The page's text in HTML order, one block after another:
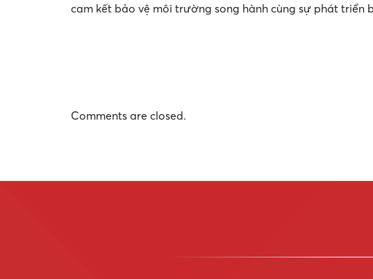
cam kết bảo vệ môi trường song hành cùng sự phát triển
Comments are closed.